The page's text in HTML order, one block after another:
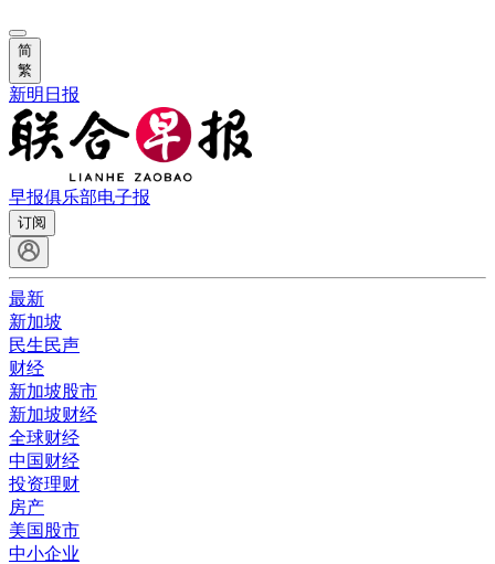
简
繁
新明日报
早报俱乐部电子报
订阅
最新
新加坡
民生民声
财经
新加坡股市
新加坡财经
全球财经
中国财经
投资理财
房产
美国股市
中小企业